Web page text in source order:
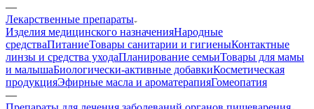
—
Лекарственные препараты
Изделия медицинского назначенияНародные
средстваПитаниеТовары санитарии и гигиеныКонтактные
линзы и средства уходаПланирование семьиТовары для мамы
и малышаБиологически-активные добавкиКосметическая
продукцияЭфирные масла и ароматерапияГомеопатия
—